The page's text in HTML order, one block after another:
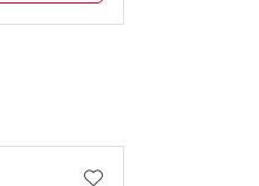
ADICIONAR AOS